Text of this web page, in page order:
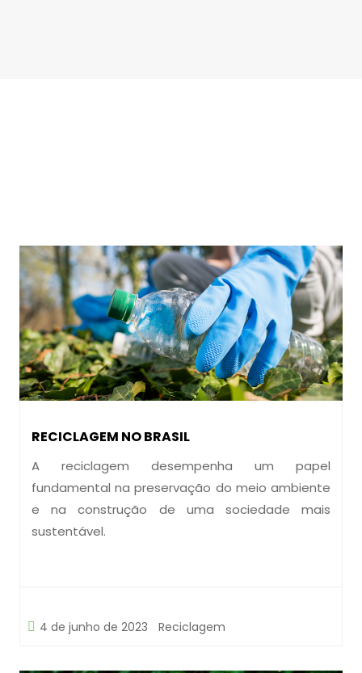
RECICLAGEM NO BRASIL
A reciclagem desempenha um papel
fundamental na preservação do meio ambiente
e na construção de uma sociedade mais
sustentável.
4 de junho de 2023 Reciclagem